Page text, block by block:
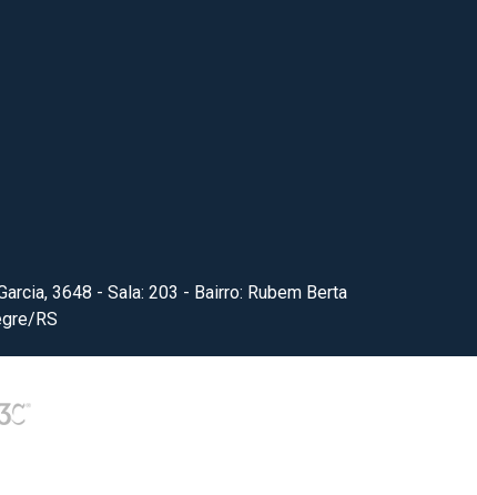
3648 - Sala: 203 - Bairro: Rubem Berta
RS